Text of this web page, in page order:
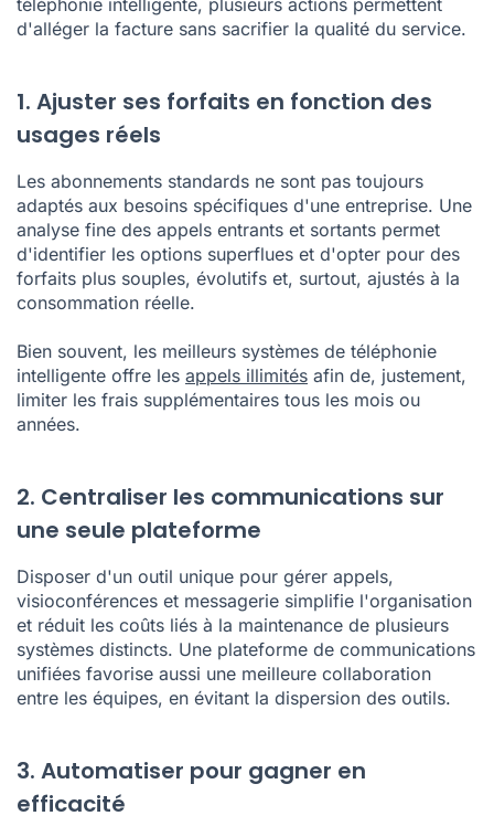
d'alléger la facture sans sacrifier la qualité du service.
1. Ajuster ses forfaits en fonction des
usages réels
Les abonnements standards ne sont pas toujours
adaptés aux besoins spécifiques d'une entreprise. Une
analyse fine des appels entrants et sortants permet
d'identifier les options superflues et d'opter pour des
forfaits plus souples, évolutifs et, surtout, ajustés à la
consommation réelle.
Bien souvent, les meilleurs systèmes de téléphonie
intelligente offre les appels illimités afin de, justement,
limiter les frais supplémentaires tous les mois ou
années.
2. Centraliser les communications sur
une seule plateforme
Disposer d'un outil unique pour gérer appels,
visioconférences et messagerie simplifie l'organisation
et réduit les coûts liés à la maintenance de plusieurs
systèmes distincts. Une plateforme de communications
unifiées favorise aussi une meilleure collaboration
entre les équipes, en évitant la dispersion des outils.
3. Automatiser pour gagner en
efficacité